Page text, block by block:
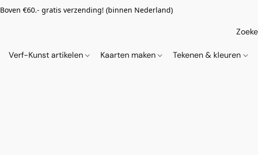
Boven €60.- gratis verzending! (binnen Nederland)
Verf-Kunst artikelen Kaarten maken Tekenen & kleuren